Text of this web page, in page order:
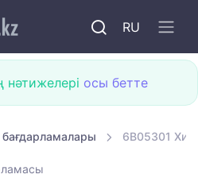
RU
нәтижелері осы бетте
бағдарламалары 6B05301